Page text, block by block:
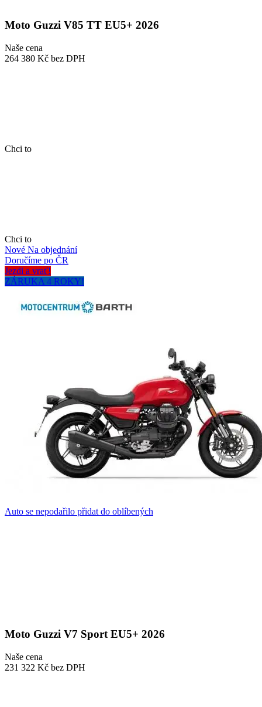
Moto Guzzi V85 TT EU5+ 2026
Naše cena
264 380 Kč bez DPH
Chci to
Chci to
Nové Na objednání
Doručíme po ČR
Jezdi a vrať!
ZÁRUKA 4 ROKY!
Auto se nepodařilo přidat do oblíbených
Moto Guzzi V7 Sport EU5+ 2026
Naše cena
231 322 Kč bez DPH